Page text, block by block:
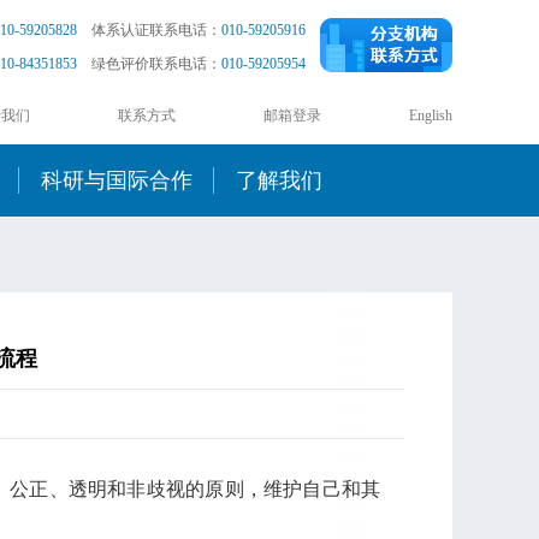
59205828 体系认证联系电话： 010-59205916
84351853 绿色评价联系电话： 010-59205954
English
邮箱登录
联系方式
们
科研与国际合作 了解我们
程
正、透明和非歧视的原则，维护自己和其